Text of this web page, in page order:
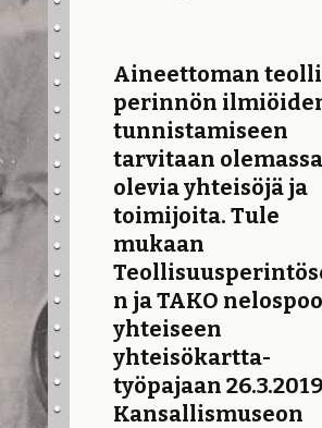
Aineettoman
perinnön
tunnistamiseen
tarvitaan olemassa
olevia yhteisöjä ja
toimijoita. Tule
mukaan
n ja TAKO
yhteiseen
yhteisökartta-
työpajaan 26.3.2019
Kansallismuseon